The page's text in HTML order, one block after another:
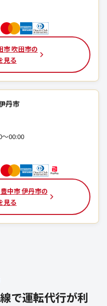
市 吹田市の
見る
丹市
00:00
中市 伊丹市の
見る
で運転代行が利